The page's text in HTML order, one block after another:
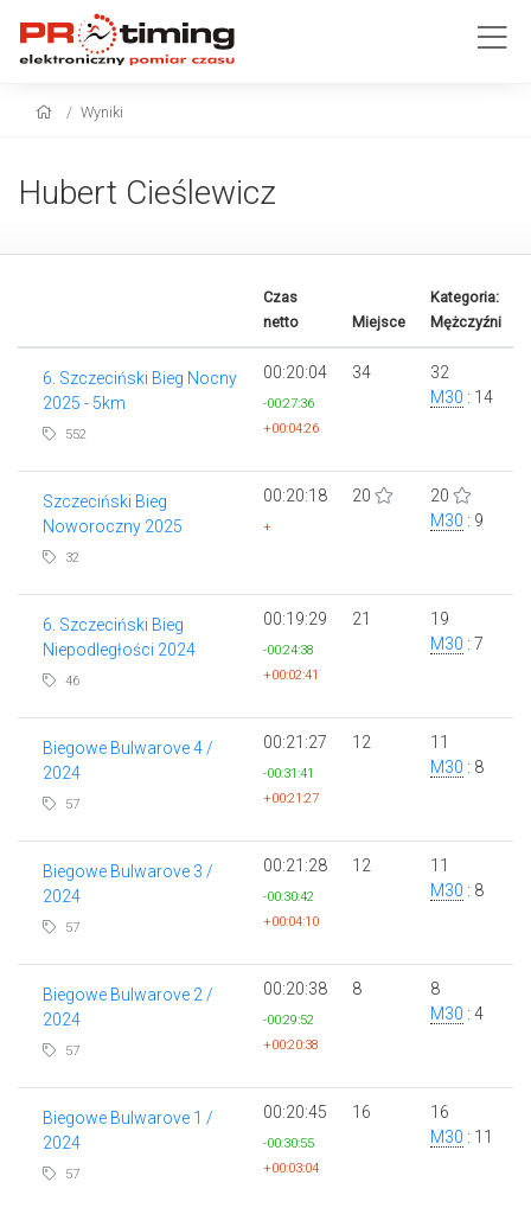
Wyniki
Hubert Cieślewicz
Czas
netto
Miejsce
Kategoria:
Mężczyźni
6. Szczeciński Bieg Nocny
2025 - 5km
552
00:20:04
-00:27:36
+00:04:26
34
32
M30 : 14
Szczeciński Bieg
Noworoczny 2025
32
00:20:18
+
20
20
M30 : 9
6. Szczeciński Bieg
Niepodległości 2024
46
00:19:29
-00:24:38
+00:02:41
21
19
M30 : 7
Biegowe Bulwarove 4 /
2024
57
00:21:27
-00:31:41
+00:21:27
12
11
M30 : 8
Biegowe Bulwarove 3 /
2024
57
00:21:28
-00:30:42
+00:04:10
12
11
M30 : 8
Biegowe Bulwarove 2 /
2024
57
00:20:38
-00:29:52
+00:20:38
8
8
M30 : 4
Biegowe Bulwarove 1 /
2024
57
00:20:45
-00:30:55
+00:03:04
16
16
M30 : 11